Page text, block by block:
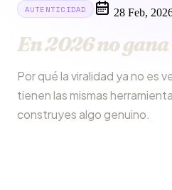
AUTENTICIDAD 28 Feb,
En 2026 no
Por qué la viralidad ya no es
tienen las mismas
construyes algo genuino.